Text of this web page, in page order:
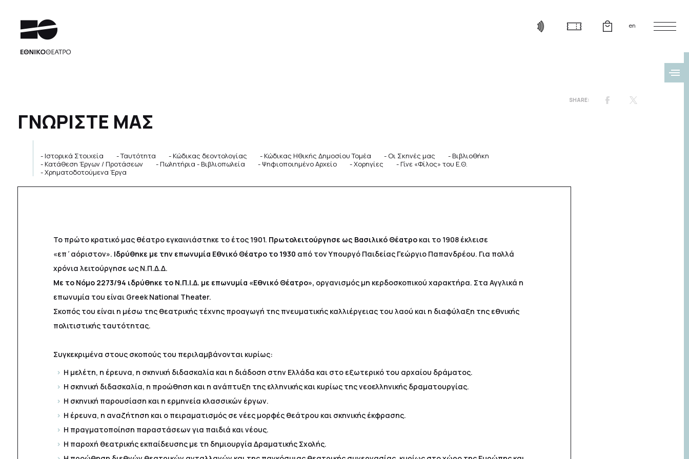
en
ΓΝΩΡΙΣΤΕ ΜΑΣ
Ιστορικά Στοιχεία Ταυτότητα Κώδικας δεοντολογίας Κώδικας Ηθικής Δημοσίου Τομέα Οι Σκηνές μας
Βιβλιοθήκη
Κατάθεση Έργων / Προτάσεων
Πωλητήρια - Βιβλιοπωλεία Ψηφιοποιημένο Αρχείο Χορηγίες
Γίνε «Φίλος» του Ε.Θ.
Χρηματοδοτούμενα Έργα
To πρώτο κρατικό μας θέατρο εγκαινιάστηκε το έτος 1901. Πρωτολειτούργησε ως Βασιλικό Θέατροκαι το 1908 έκλεισε
«επ΄αόριστον». Ιδρύθηκε με την επωνυμία Εθνικό Θέατρο το 1930 από τον Υπουργό Παιδείας Γεώργιο Παπανδρέου. Για πολλά
χρόνια λειτούργησε ως Ν.Π.Δ.Δ.
Με το Νόμο 2273/94 ιδρύθηκε το Ν.Π.Ι.Δ. με επωνυμία «Εθνικό Θέατρο», οργανισμός μη κερδοσκοπικού χαρακτήρα. Στα Αγγλικά η
επωνυμία του είναι Greek National Theater.
Σκοπός του είναι η μέσω της θεατρικής τέχνης προαγωγή της πνευματικής καλλιέργειας του λαού και η διαφύλαξη της εθνικής
πολιτιστικής ταυτότητας.
Συγκεκριμένα στους σκοπούς του περιλαμβάνονται κυρίως:
Η μελέτη, η έρευνα, η σκηνική διδασκαλία και η διάδοση στην Ελλάδα και στο εξωτερικό του αρχαίου δράματος.
Η σκηνική διδασκαλία, η προώθηση και η ανάπτυξη της ελληνικής και κυρίως της νεοελληνικής δραματουργίας.
Η σκηνική παρουσίαση και η ερμηνεία κλασσικών έργων.
Η έρευνα, η αναζήτηση και ο πειραματισμός σε νέες μορφές θεάτρου και σκηνικής έκφρασης.
Η πραγματοποίηση παραστάσεων για παιδιά και νέους.
Η παροχή θεατρικής εκπαίδευσης με τη δημιουργία Δραματικής Σχολής.